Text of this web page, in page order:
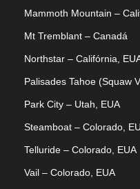
Mammoth Mountain –
Mt Tremblant – Canadá
Northstar – Califórnia,
Palisades Tahoe (Squaw
Park City – Utah, EUA
Steamboat – Colorado,
Telluride – Colorado, EUA
Vail – Colorado, EUA